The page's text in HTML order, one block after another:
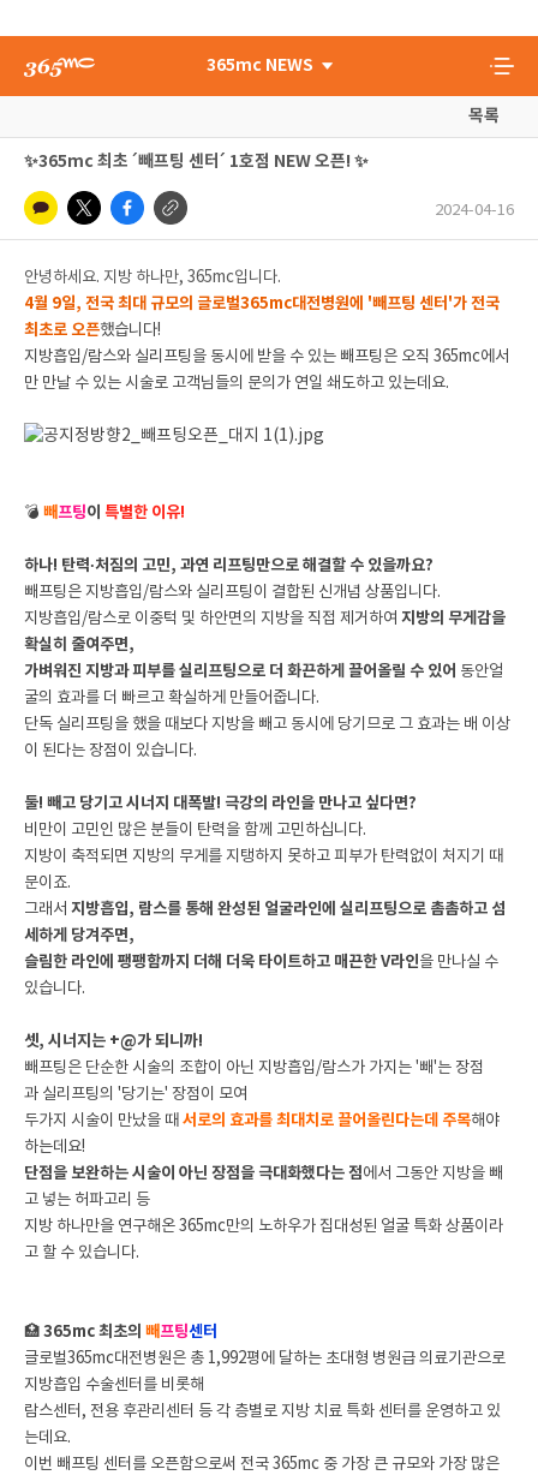
365mc NEWS
목록
✨365mc 최초 ´빼프팅 센터´ 1호점 NEW 오픈! ✨
2024-04-16
안녕하세요. 지방 하나만, 365mc입니다.
4월 9일, 전국 최대 규모의 글로벌365mc대전병원에 '빼프팅 센터'가전국
최초로오픈했습니다!
지방흡입/람스와 실리프팅을 동시에 받을 수 있는 빼프팅은 오직 365mc에서
만 만날 수 있는 시술로 고객님들의 문의가 연일 쇄도하고 있는데요.
💣 빼프팅이 특별한 이유!
하나! 탄력·처짐의 고민, 과연 리프팅만으로 해결할 수 있을까요?
빼프팅은 지방흡입/람스와 실리프팅이 결합된 신개념 상품입니다.
지방흡입/람스로 이중턱 및 하안면의 지방을 직접 제거하여 지방의 무게감을
확실히 줄여주면,
가벼워진 지방과 피부를 실리프팅으로 더 화끈하게 끌어올릴 수 있어 동안얼
굴의 효과를 더 빠르고 확실하게 만들어줍니다.
단독 실리프팅을 했을 때보다 지방을 빼고 동시에 당기므로 그 효과는 배 이상
이 된다는 장점이 있습니다.
둘! 빼고 당기고 시너지 대폭발! 극강의 라인을 만나고 싶다면?
비만이 고민인 많은 분들이 탄력을 함께 고민하십니다.
지방이 축적되면 지방의 무게를 지탱하지 못하고 피부가 탄력없이 처지기 때
문이죠.
그래서 지방흡입, 람스를 통해 완성된 얼굴라인에 실리프팅으로 촘촘하고 섬
세하게 당겨주면,
슬림한 라인에 팽팽함까지 더해 더욱 타이트하고 매끈한 V라인을 만나실 수
있습니다.
셋, 시너지는 +@가 되니까!
빼프팅은 단순한 시술의 조합이 아닌 지방흡입/람스가 가지는 '빼'는 장점
과 실리프팅의 '당기는' 장점이 모여
두가지 시술이 만났을 때 서로의 효과를 최대치로 끌어올린다는데 주목해야
하는데요!
단점을 보완하는 시술이 아닌 장점을 극대화했다는 점에서 그동안 지방을 빼
고 넣는 허파고리 등
지방 하나만을 연구해온 365mc만의 노하우가 집대성된 얼굴 특화 상품이라
고 할 수 있습니다.
🏥365mc 최초의 빼프팅센터
글로벌365mc대전병원은 총 1,992평에 달하는 초대형 병원급 의료기관으로
지방흡입 수술센터를 비롯해
람스센터, 전용 후관리센터 등 각 층별로 지방 치료 특화 센터를 운영하고 있
는데요.
이번 빼프팅 센터를 오픈함으로써 전국 365mc 중 가장 큰 규모와 가장 많은